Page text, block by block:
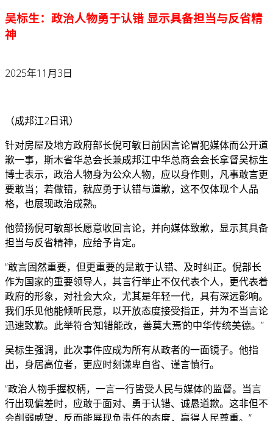
吴标生：政治人物勇于认错 显示具备担当与反省精
神
2025年11月3日
（成邦江2日讯）
针对房屋及地方政府部长倪可敏日前因言论冒犯媒体而公开道
歉一事，斯木省华总会长兼成邦江中华总商会会长拿督吴标生
博士表示，政治人物身为公众人物，应以身作则，凡事敢言更
要敢当；若做错，就应勇于认错与道歉，这不仅体现个人品
格，也展现政治成熟。
他赞扬倪可敏部长愿意收回言论，并向媒体致歉，显示其具备
担当与反省精神，应给予肯定。
“敢言固然重要，但更重要的是敢于认错、及时纠正。倪部长
作为国家的重要领导人，其言行举止不仅代表个人，更代表着
政府的形象，对社会大众，尤其是年轻一代，具有深远影响。
我们乐见他能倾听民意，以开放态度接受指正，并为不当言论
迅速致歉。此举符合‘知错能改，善莫大焉’的中华传统美德。”
吴标生强调，此次事件应成为所有从政者的一面镜子。他指
出，身居高位者，更应时刻谦卑自省、谨言慎行。
“政治人物手握权柄，一言一行皆受人民与媒体的监督。当言
行出现偏差时，应敢于面对、勇于认错、诚恳道歉。这非但不
会削弱威望，反而能展现负责任的态度，赢得人民尊重。”